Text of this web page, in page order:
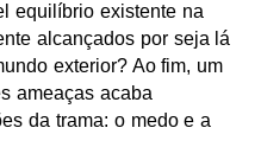
equilíbrio existente na
alcançados por seja lá
exterior? Ao fim, um
ameaças acaba
da trama: o medo e a